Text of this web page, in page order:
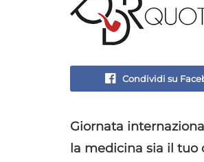
Condividi su
Giornata
la medicina sia il tuo